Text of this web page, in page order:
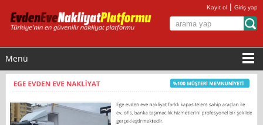
Kayıt ol |Giriş yap
Menü